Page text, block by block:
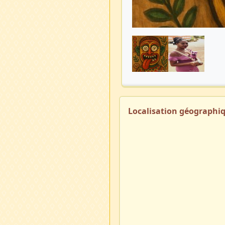
Localisation